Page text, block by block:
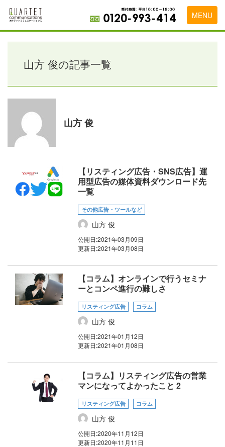
MENU
トップページ
料金表
代理店の乗り換えをお考えの方
広告代理店・HP制作会社様へ
お申し込みから運用開始までの流れ
会社概要
山方 俊の記事一覧
山方 俊
【リスティング広告・SNS広告】運
用型広告の媒体資料ダウンロード先
一覧
その他広告・ツールなど
山方 俊
公開日:2021年03月09日
更新日:2021年03月08日
【コラム】オンラインで行うセミナ
ーとコンペ進行の難しさ
リスティング広告 コラム
山方 俊
公開日:2021年01月12日
更新日:2021年01月08日
【コラム】リスティング広告の営業
マンになってよかったこと 2
リスティング広告 コラム
山方 俊
公開日:2020年11月12日
更新日:2020年11月11日